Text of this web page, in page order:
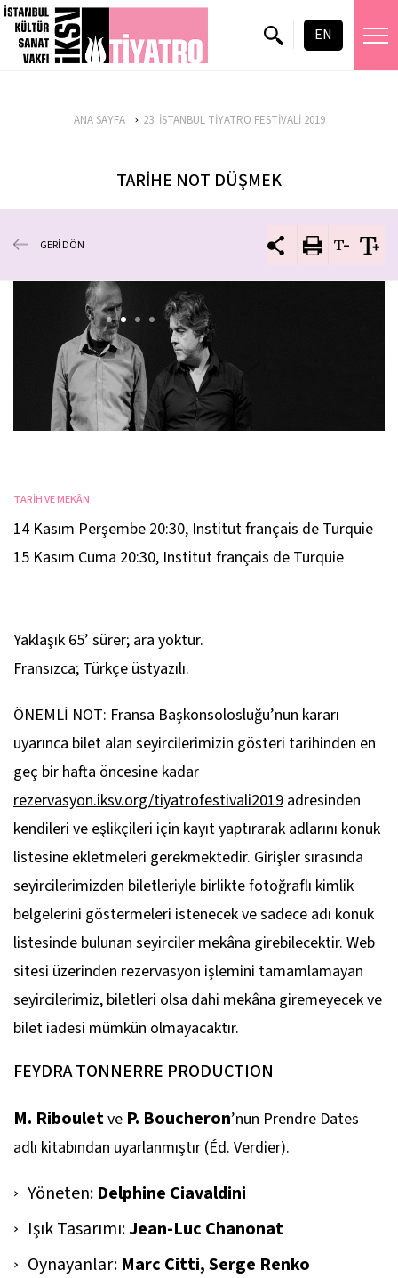
EN
ANA SAYFA 23. İSTANBUL TİYATRO FESTİVALİ 2019
TARİHE NOT DÜŞMEK
GERİ DÖN
TARİH VE MEKÂN
14 Kasım Perşembe 20:30, Institut français de Turquie
15 Kasım Cuma 20:30, Institut français de Turquie
Yaklaşık 65’ sürer; ara yoktur.
Fransızca; Türkçe üstyazılı.
ÖNEMLİ NOT: Fransa Başkonsolosluğu’nun kararı
uyarınca bilet alan seyircilerimizin gösteri tarihinden en
geç bir hafta öncesine kadar
rezervasyon.iksv.org/tiyatrofestivali2019 adresinden
kendileri ve eşlikçileri için kayıt yaptırarak adlarını konuk
listesine ekletmeleri gerekmektedir. Girişler sırasında
seyircilerimizden biletleriyle birlikte fotoğraflı kimlik
belgelerini göstermeleri istenecek ve sadece adı konuk
listesinde bulunan seyirciler mekâna girebilecektir. Web
sitesi üzerinden rezervasyon işlemini tamamlamayan
seyircilerimiz, biletleri olsa dahi mekâna giremeyecek ve
bilet iadesi mümkün olmayacaktır.
FEYDRA TONNERRE PRODUCTION
M. Ribouletve P. Boucheron’nun Prendre Dates
adlı kitabından uyarlanmıştır (Éd. Verdier).
Yöneten: Delphine Ciavaldini
Işık Tasarımı:Jean-Luc Chanonat
Oynayanlar: Marc Citti, Serge Renko